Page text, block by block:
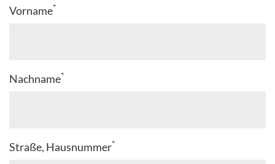
Vorname*
Nachname*
Straße, Hausnummer*